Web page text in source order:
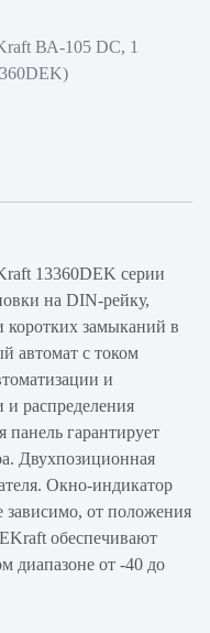
ВА-105 DC, 1
13360DEK серии
на DIN-рейку,
коротких замыканий в
автомат с током
и
и распределения
гарантирует
Двухпозиционная
Окно-индикатор
зависимо, от положения
обеспечивают
диапазоне от -40 до